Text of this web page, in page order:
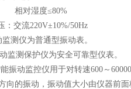
度≤80%
：交流220V±10%/50Hz
监测仪为普通型振动表。
监测保护仪为安全可靠型仪表。
振动监控仪用于对转速600 ～
向的振动，振动值大小由仪器前